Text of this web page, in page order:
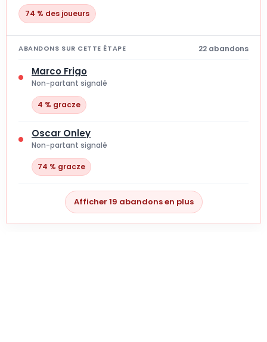
74 % des joueurs
ABANDONS SUR CETTE ÉTAPE 22 abandons
Marco Frigo
Non-partant signalé
4 % gracze
Oscar Onley
Non-partant signalé
74 % gracze
Afficher 19 abandons en plus